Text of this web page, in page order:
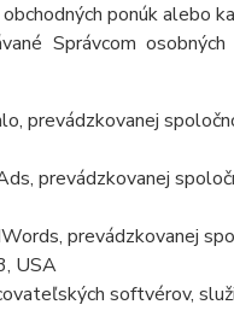
ponúk alebo
Správcom
prevádzkovanej
prevádzkovanej
prevádzkovanej
USA
softvérov,